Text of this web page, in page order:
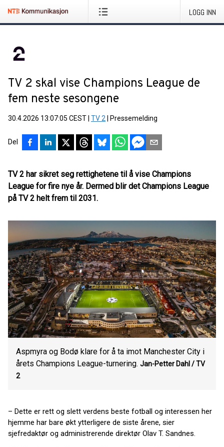
LOGG INN
TV 2 skal vise Champions League de
fem neste sesongene
30.4.2026 13:07:05 CEST TV 2 Pressemelding
Del
TV 2 har sikret seg rettighetene til å vise Champions
League for fire nye år. Dermed blir det Champions League
på TV 2 helt frem til 2031.
Aspmyra og Bodø klare for å ta imot Manchester City i
årets Champions League-turnering. Jan-Petter Dahl / TV
2
– Dette er rett og slett verdens beste fotball og interessen her
hjemme har bare økt ytterligere de siste årene, sier
sjefredaktør og administrerende direktør Olav T. Sandnes.